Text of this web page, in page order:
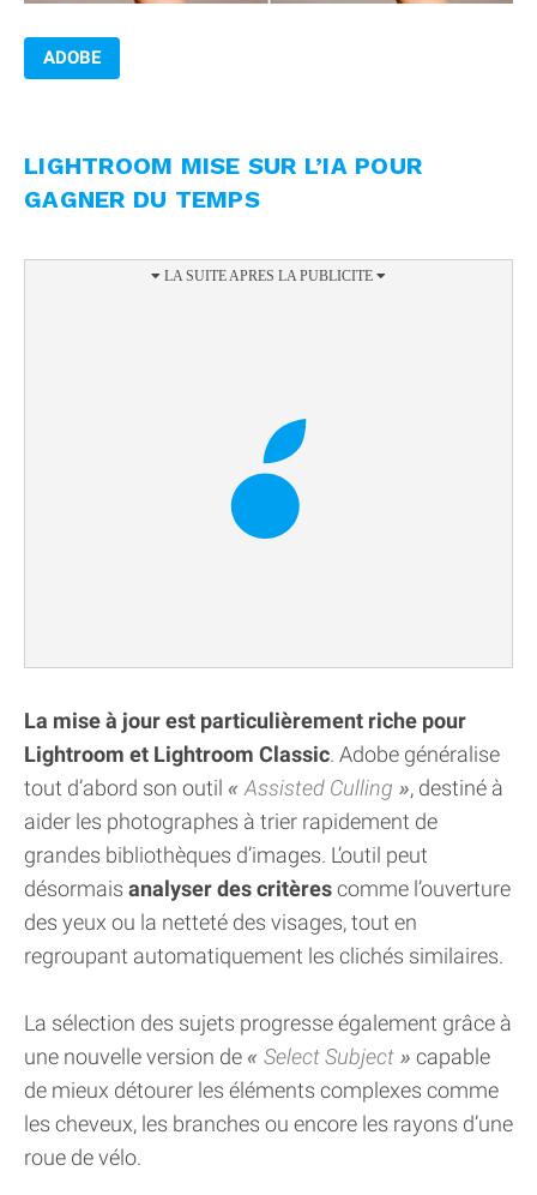
ADOBE
LIGHTROOM MISE SUR L’IA POUR
GAGNER DU TEMPS
La mise à jour est particulièrement riche pour
Lightroom et Lightroom Classic. Adobe généralise
tout d’abord son outil
Assisted Culling
, destiné à
aider les photographes à trier rapidement de
grandes bibliothèques d’images. L’outil peut
désormais analyser des critèrescomme l’ouverture
des yeux ou la netteté des visages, tout en
regroupant automatiquement les clichés similaires.
La sélection des sujets progresse également grâce à
une nouvelle version de
Select Subject
capable
de mieux détourer les éléments complexes comme
les cheveux, les branches ou encore les rayons d’une
roue de vélo.